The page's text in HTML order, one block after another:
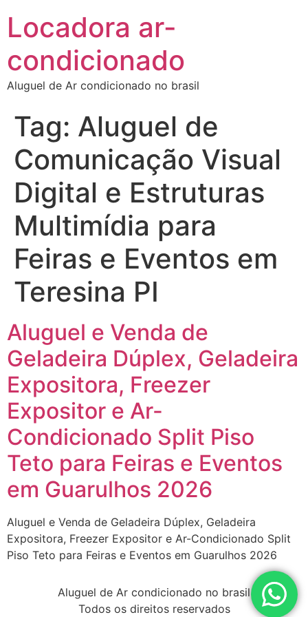
Locadora ar-
condicionado
Aluguel de Ar condicionado no brasil
Tag: Aluguel de
Comunicação Visual
Digital e Estruturas
Multimídia para
Feiras e Eventos em
Teresina PI
Aluguel e Venda de
Geladeira Dúplex, Geladeira
Expositora, Freezer
Expositor e Ar-
Condicionado Split Piso
Teto para Feiras e Eventos
em Guarulhos 2026
Aluguel e Venda de Geladeira Dúplex, Geladeira
Expositora, Freezer Expositor e Ar-Condicionado Split
Piso Teto para Feiras e Eventos em Guarulhos 2026
Aluguel de Ar condicionado no brasil
Todos os direitos reservados